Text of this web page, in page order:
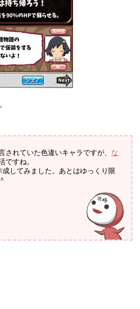
されていた色違いキャラですが、 な
ですね。
成してみました。あとはゆっくり限